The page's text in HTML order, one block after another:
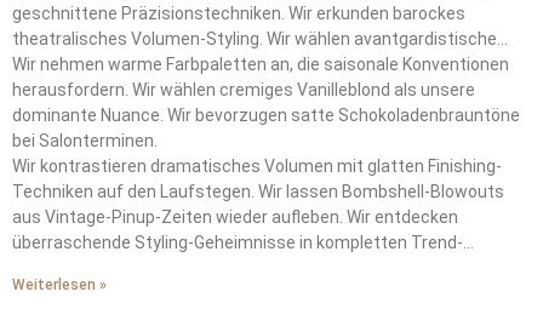
geschnittene Präzisionstechniken. Wir erkunden barockes
theatralisches Volumen-Styling. Wir wählen avantgardistische
Quallen-Bobs für unsere feinen Haartexturen.
Wir nehmen warme Farbpaletten an, die saisonale Konventionen
herausfordern. Wir wählen cremiges Vanilleblond als unsere
dominante Nuance. Wir bevorzugen satte Schokoladenbrauntöne
bei Salonterminen.
Wir kontrastieren dramatisches Volumen mit glatten Finishing-
Techniken auf den Laufstegen. Wir lassen Bombshell-Blowouts
aus Vintage-Pinup-Zeiten wieder aufleben. Wir entdecken
überraschende Styling-Geheimnisse in kompletten Trend-
Weiterlesen »